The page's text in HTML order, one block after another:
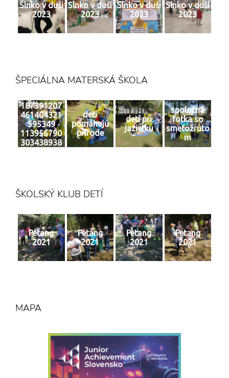
Slnko v duši
2023
Slnko v duši
2023
Slnko v duši
2023
Slnko v duši
2023
ŠPECIÁLNA MATERSKÁ ŠKOLA
187391207
461404321
595349
113956790
303438938
deti
pomáhajú
prírode
deti pri
jazierku
spoločná
fotka so
smeťožrúto
m
ŠKOLSKÝ KLUB DETÍ
Petang
2021
Petang
2021
Petang
2021
Petang
2021
MAPA